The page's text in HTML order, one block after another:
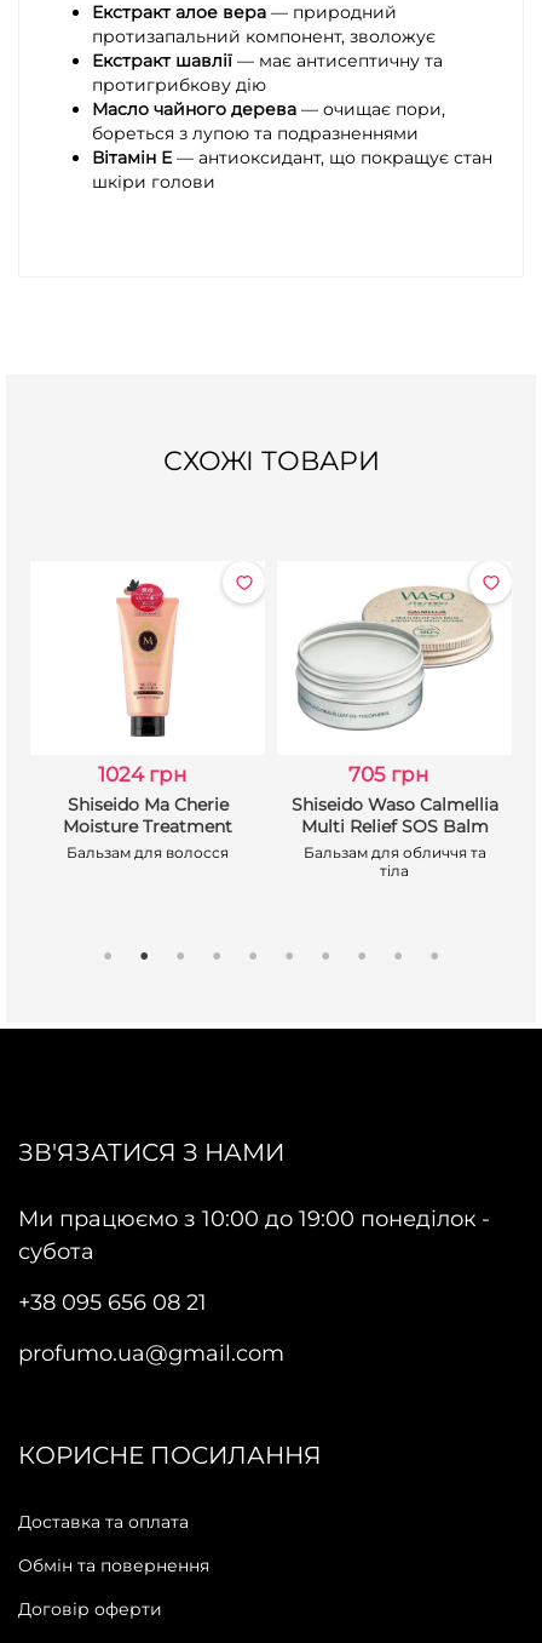
Екстракт алое вера — природний
протизапальний компонент, зволожує
Екстракт шавлії — має антисептичну та
протигрибкову дію
Масло чайного дерева — очищає пори,
бореться з лупою та подразненнями
Вітамін Е— антиоксидант, що покращує стан
шкіри голови
СХОЖІ ТОВАРИ
1024 грн
Shiseido Ma Cherie
Moisture Treatment
Бальзам для волосся
705 грн
Shiseido Waso Calmellia
Multi Relief SOS Balm
Бальзам для обличчя та
тіла
ЗВ'ЯЗАТИСЯ З НАМИ
Ми працюємо з 10:00 до 19:00 понеділок -
субота
+38 095 656 08 21
profumo.ua@gmail.com
КОРИСНЕ ПОСИЛАННЯ
Доставка та оплата
Обмін та повернення
Договір оферти